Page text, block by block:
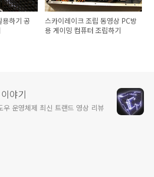
용하기 공
스카이레이크 조립 동영상 PC방
용 게이밍 컴퓨터 조립하기
야기
운영체제 최신 트랜드 영상 리뷰